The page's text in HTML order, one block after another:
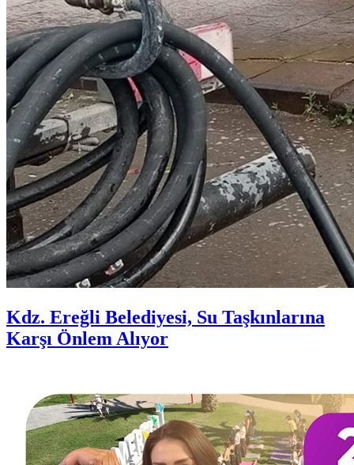
Kdz. Ereğli Belediyesi, Su Taşkınlarına
Karşı Önlem Alıyor